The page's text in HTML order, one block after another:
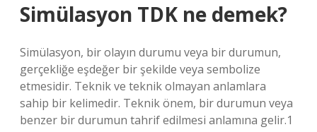
Simülasyon TDK ne demek?
Simülasyon, bir olayın durumu veya bir durumun,
gerçekliğe eşdeğer bir şekilde veya sembolize
etmesidir. Teknik ve teknik olmayan anlamlara
sahip bir kelimedir. Teknik önem, bir durumun veya
benzer bir durumun tahrif edilmesi anlamına gelir.1